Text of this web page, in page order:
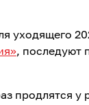
уходящего
, последуют
продлятся у